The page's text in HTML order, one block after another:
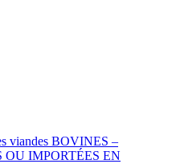
viandes BOVINES –
IMPORTÉES EN